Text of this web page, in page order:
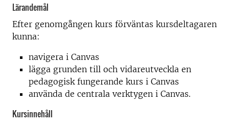
Lärandemål
Efter genomgången kurs förväntas kursdeltagaren
kunna:
navigera i Canvas
lägga grunden till och vidareutveckla en
pedagogisk fungerande kurs i Canvas
använda de centrala verktygen i Canvas.
Kursinnehåll